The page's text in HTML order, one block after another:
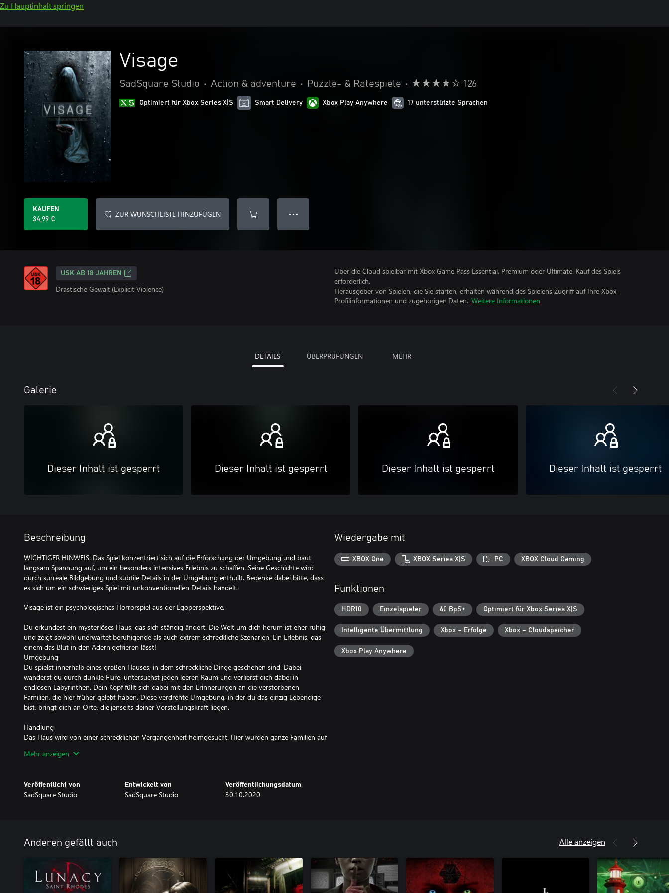
Zu Hauptinhalt springen
Visage
SadSquare Studio • Action & adventure • Puzzle- & Ratespiele • 126
Optimiert für Xbox Series X|S Smart Delivery Xbox Play Anywhere 17 unterstützte Sprachen
KAUFEN
34,99 €
ZUR WUNSCHLISTE HINZUFÜGEN ● ● ●
USK AB 18 JAHREN
Drastische Gewalt (Explicit Violence)
Über die Cloud spielbar mit Xbox Game Pass Essential, Premium oder Ultimate. Kauf des Spiels
erforderlich.
Herausgeber von Spielen, die Sie starten, erhalten während des Spielens Zugriff auf Ihre Xbox-
Profilinformationen und zugehörigen Daten. Weitere Informationen
DETAILS ÜBERPRÜFUNGEN MEHR
Galerie
Dieser Inhalt ist gesperrt Dieser Inhalt ist gesperrt Dieser Inhalt ist gesperrt Dieser Inhalt ist gesperrt
Beschreibung
WICHTIGER HINWEIS: Das Spiel konzentriert sich auf die Erforschung der Umgebung und baut
langsam Spannung auf, um ein besonders intensives Erlebnis zu schaffen. Seine Geschichte wird
durch surreale Bildgebung und subtile Details in der Umgebung enthüllt. Bedenke dabei bitte, dass
es sich um ein schwieriges Spiel mit unkonventionellen Details handelt.
Visage ist ein psychologisches Horrorspiel aus der Egoperspektive.
Du erkundest ein mysteriöses Haus, das sich ständig ändert. Die Welt um dich herum ist eher ruhig
und zeigt sowohl unerwartet beruhigende als auch extrem schreckliche Szenarien. Ein Erlebnis, das
einem das Blut in den Adern gefrieren lässt!
Umgebung
Du spielst innerhalb eines großen Hauses, in dem schreckliche Dinge geschehen sind. Dabei
wanderst du durch dunkle Flure, untersuchst jeden leeren Raum und verlierst dich dabei in
endlosen Labyrinthen. Dein Kopf füllt sich dabei mit den Erinnerungen an die verstorbenen
Familien, die hier früher gelebt haben. Diese verdrehte Umgebung, in der du das einzig Lebendige
bist, bringt dich an Orte, die jenseits deiner Vorstellungskraft liegen.
Handlung
Das Haus wird von einer schrecklichen Vergangenheit heimgesucht. Hier wurden ganze Familien auf
haben Selbstmord begangen und es gab noch eine ganze Reihe anderer schauerlicher Ereignisse.
Du wirst dir bald wünschen, dass du den Toten in ihre tiefen Abgründe folgen kannst. Aber es ist
nicht der Tod, der dir dabei helfen wird, diesen Ort zu verlassen. Wirst du weglaufen oder willst du
Die Familien, die einst in diesem Haus gelebt haben, verfolgen dich und machen dir Angst. Sie
folgen dir auf Schritt und Tritt, beobachten dich aus allen Erkern und Winkeln, gaukeln dir alles
Mögliche vor und versuchen sogar, dich anzugreifen. Warum verfolgen sie dich? Was hast du
angestellt? Das musst du schon selbst herausfinden.
Spielmechanik
Mehr anzeigen
Veröffentlicht von
SadSquare Studio
Entwickelt von
SadSquare Studio
Veröffentlichungsdatum
30.10.2020
Wiedergabe mit
XBOX One XBOX Series X|S PC XBOX Cloud Gaming
Funktionen
HDR10 Einzelspieler 60 BpS+ Optimiert für Xbox Series X|S
Intelligente Übermittlung Xbox – Erfolge Xbox – Cloudspeicher
Xbox Play Anywhere
Anderen gefällt auch Alle anzeigen